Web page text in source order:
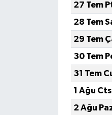
27 Tem
28 Tem
29 Tem
30 Tem
31 Tem
1 Ağu Cts
2 Ağu